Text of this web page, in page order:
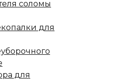
соломы
для
для